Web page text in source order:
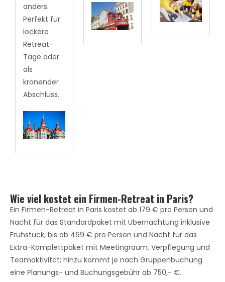
anders.
Perfekt für
lockere
Retreat-
Tage oder
als
krönender
Abschluss.
Wie viel kostet ein Firmen-Retreat in Paris?
Ein Firmen-Retreat in Paris kostet ab 179 € pro Person und
Nacht für das Standardpaket mit Übernachtung inklusive
Frühstück, bis ab 469 € pro Person und Nacht für das
Extra-Komplettpaket mit Meetingraum, Verpflegung und
Teamaktivität; hinzu kommt je nach Gruppenbuchung
eine Planungs- und Buchungsgebühr ab 750,- €.